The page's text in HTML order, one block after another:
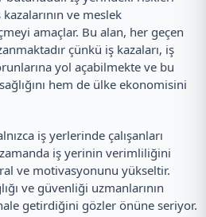
ve meslek
amaçlar. Bu alan, her geçen
çünkü iş kazaları, iş
yol açabilmekte ve bu
hem de ülke ekonomisini
iş yerlerinde çalışanları
iş yerinin verimliliğini
ve motivasyonunu yükseltir.
ve güvenliği uzmanlarının
getirdiğini gözler önüne seriyor.